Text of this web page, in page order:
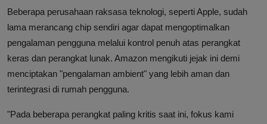
Beberapa perusahaan raksasa teknologi, seperti Apple, sudah
lama merancang chip sendiri agar dapat mengoptimalkan
pengalaman pengguna melalui kontrol penuh atas perangkat
keras dan perangkat lunak. Amazon mengikuti jejak ini demi
menciptakan "pengalaman ambient" yang lebih aman dan
terintegrasi di rumah pengguna.
"Pada beberapa perangkat paling kritis saat ini, fokus kami